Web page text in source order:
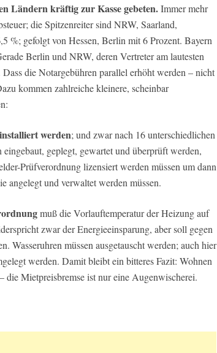
Ländern kräftig zur Kasse gebeten.Immer mehr
die Spitzenreiter sind NRW, Saarland,
%; gefolgt von Hessen, Berlin mit 6 Prozent. Bayern
Berlin und NRW, deren Vertreter am lautesten
die Notargebühren parallel erhöht werden – nicht
kommen zahlreiche kleinere, scheinbar
werden; und zwar nach 16 unterschiedlichen
geplegt, gewartet und überprüft werden,
Prüfverordnung lizensiert werden müssen um dann
angelegt und verwaltet werden müssen.
muß die Vorlauftemperatur der Heizung auf
zwar der Energieeinsparung, aber soll gegen
Wasseruhren müssen ausgetauscht werden; auch hier
werden. Damit bleibt ein bitteres Fazit: Wohnen
Mietpreisbremse ist nur eine Augenwischerei.